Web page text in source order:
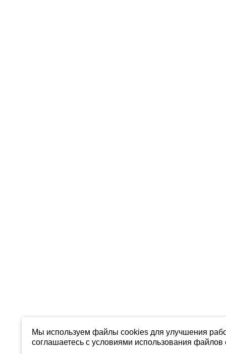
Мы используем файлы cookies для улучшения
соглашаетесь с условиями использования файлов